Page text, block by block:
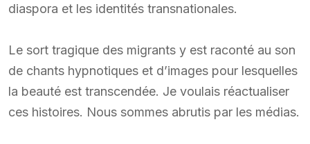
diaspora et les identités transnationales.
Le sort tragique des migrants y est raconté au son
de chants hypnotiques et d’images pour lesquelles
la beauté est transcendée. Je voulais réactualiser
ces histoires. Nous sommes abrutis par les médias.